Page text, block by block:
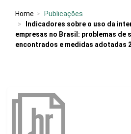
Home
Publicações
Indicadores sobre o uso da
empresas no Brasil: problemas de
encontrados e medidas adotadas